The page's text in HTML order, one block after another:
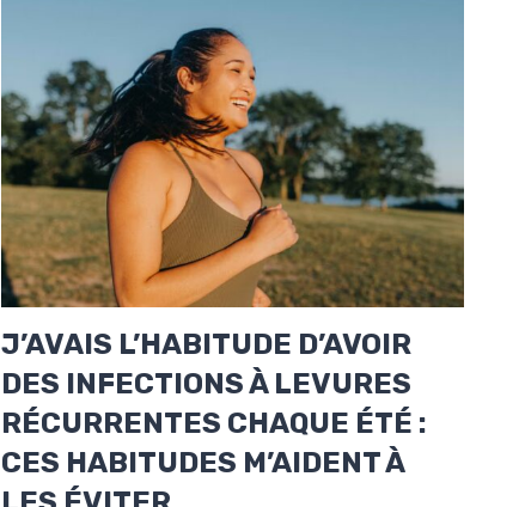
J’AVAIS L’HABITUDE D’AVOIR
DES INFECTIONS À LEVURES
RÉCURRENTES CHAQUE ÉTÉ :
CES HABITUDES M’AIDENT À